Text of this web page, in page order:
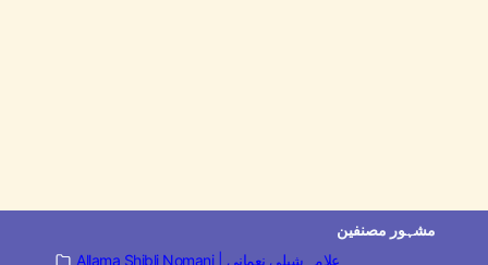
مشہور مصنفین
Allama Shibli Nomani | علامہ شبلی نعمانی